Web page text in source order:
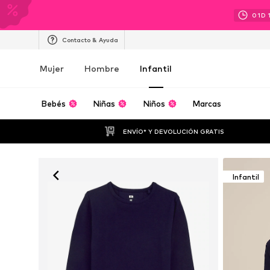
01D
Contacto & Ayuda
Mujer Hombre Infantil
Bebés Niñas Niños Marcas
ENVÍO* Y DEVOLUCIÓN GRATIS
Infantil